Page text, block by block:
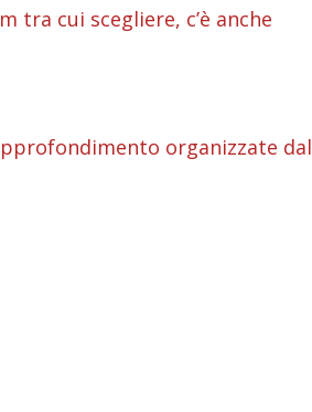
tra cui scegliere, c’è anche
organizzate dal